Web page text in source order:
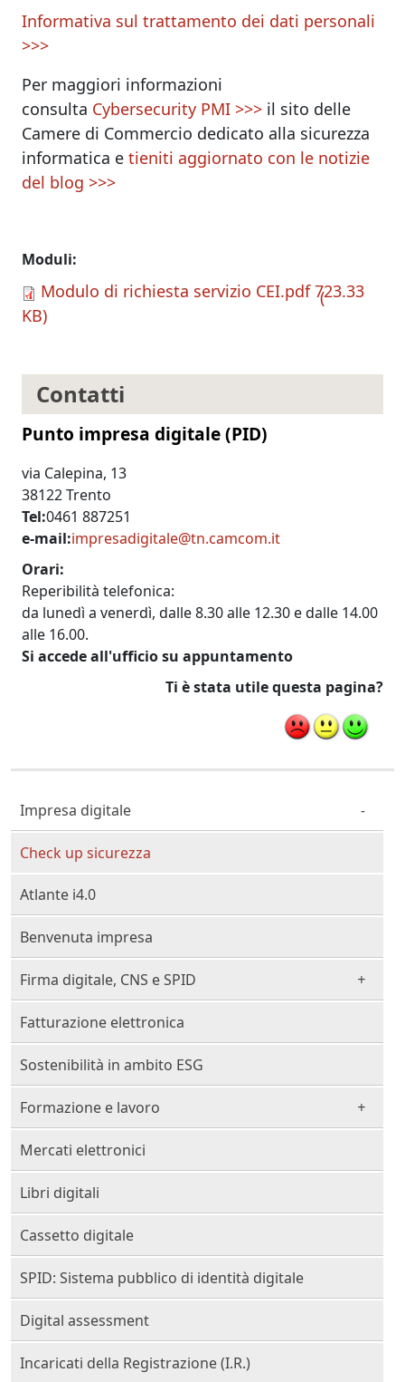
Informativa sul trattamento dei dati personali
>>>
Per maggiori informazioni
consulta Cybersecurity PMI >>> il sito delle
Camere di Commercio dedicato alla sicurezza
informatica e tieniti aggiornato con le notizie
del blog >>>
Moduli
Modulo di richiesta servizio CEI.pdf 723.33
KB
Contatti
Punto impresa digitale (PID)
via Calepina, 13
38122 Trento
Tel 0461 887251
e-mail impresadigitale@tn.camcom.it
Orari
Reperibilità telefonica:
da lunedì a venerdì, dalle 8.30 alle 12.30 e dalle 14.00
alle 16.00.
Si accede all'ufficio su appuntamento
Ti è stata utile questa pagina?
Cittadino Professionista Imprenditore
Impresa digitale
Check up sicurezza
Atlante i4.0
Benvenuta impresa
Firma digitale, CNS e SPID
Fatturazione elettronica
Sostenibilità in ambito ESG
Formazione e lavoro
Mercati elettronici
Libri digitali
Cassetto digitale
SPID: Sistema pubblico di identità digitale
Digital assessment
Incaricati della Registrazione (I.R.)